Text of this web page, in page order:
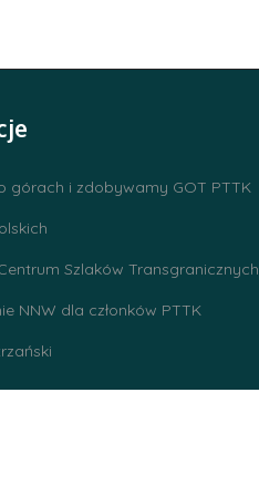
górach i zdobywamy GOT PTTK
Szlaków Transgranicznych
NNW dla członków PTTK